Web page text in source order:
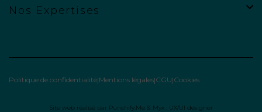
Nos Expertises
Politique de confidentialité Mentions légales CGU Cookies
Site web réalisé par Punchify.Me & Myx : UX/UI designer